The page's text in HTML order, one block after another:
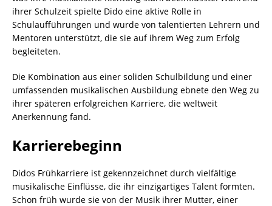
ihrer Schulzeit spielte Dido eine aktive Rolle in
Schulaufführungen und wurde von talentierten Lehrern und
Mentoren unterstützt, die sie auf ihrem Weg zum Erfolg
begleiteten.
Die Kombination aus einer soliden Schulbildung und einer
umfassenden musikalischen Ausbildung ebnete den Weg zu
ihrer späteren erfolgreichen Karriere, die weltweit
Anerkennung fand.
Karrierebeginn
Didos Frühkarriere ist gekennzeichnet durch vielfältige
musikalische Einflüsse, die ihr einzigartiges Talent formten.
Schon früh wurde sie von der Musik ihrer Mutter, einer